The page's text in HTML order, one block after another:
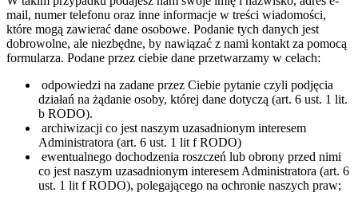
mail, numer telefonu oraz inne informacje w treści wiadomości,
które mogą zawierać dane osobowe. Podanie tych danych jest
dobrowolne, ale niezbędne, by nawiązać z nami kontakt za pomocą
formularza. Podane przez ciebie dane przetwarzamy w celach:
odpowiedzi na zadane przez Ciebie pytanie czyli podjęcia
działań na żądanie osoby, której dane dotyczą (art. 6 ust. 1 lit.
b RODO).
archiwizacji co jest naszym uzasadnionym interesem
Administratora (art. 6 ust. 1 lit f RODO)
ewentualnego dochodzenia roszczeń lub obrony przed nimi
co jest naszym uzasadnionym interesem Administratora (art. 6
ust. 1 lit f RODO), polegającego na ochronie naszych praw;